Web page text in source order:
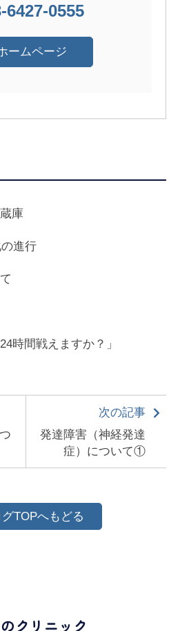
6427-0555
ームページ
庫
の進行
時間戦えますか？」
次の記事
発達障害（神経発達
症）について①
TOPへもどる
クリニック